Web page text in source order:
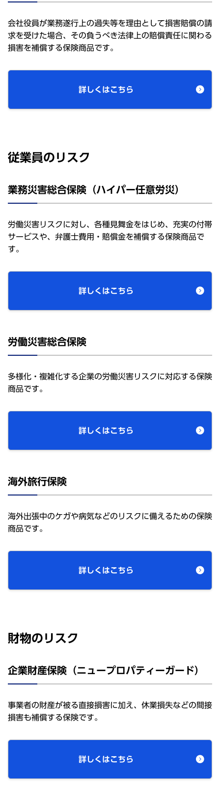
会社役員が業務遂行上の過失等を理由として損害賠償の請
求を受けた場合、その負うべき法律上の賠償責任に関わる
損害を補償する保険商品です。
詳しくはこちら
従業員のリスク
業務災害総合保険（ハイパー任意労災）
労働災害リスクに対し、各種見舞金をはじめ、充実の付帯
サービスや、弁護士費用・賠償金を補償する保険商品で
す。
詳しくはこちら
労働災害総合保険
多様化・複雑化する企業の労働災害リスクに対応する保険
商品です。
詳しくはこちら
海外旅行保険
海外出張中のケガや病気などのリスクに備えるための保険
商品です。
詳しくはこちら
財物のリスク
企業財産保険（ニュープロパティーガード）
事業者の財産が被る直接損害に加え、休業損失などの間接
損害も補償する保険です。
詳しくはこちら